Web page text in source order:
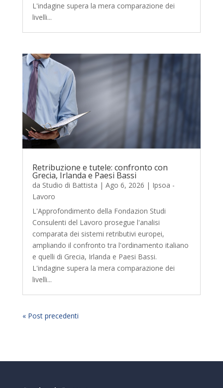
L'indagine supera la mera comparazione dei
livelli...
Retribuzione e tutele: confronto con
Grecia, Irlanda e Paesi Bassi
da Studio di Battista | Ago 6, 2026 | Ipsoa -
Lavoro
L'Approfondimento della Fondazion Studi
Consulenti del Lavoro prosegue l'analisi
comparata dei sistemi retributivi europei,
ampliando il confronto tra l'ordinamento italiano
e quelli di Grecia, Irlanda e Paesi Bassi.
L'indagine supera la mera comparazione dei
livelli...
« Post precedenti